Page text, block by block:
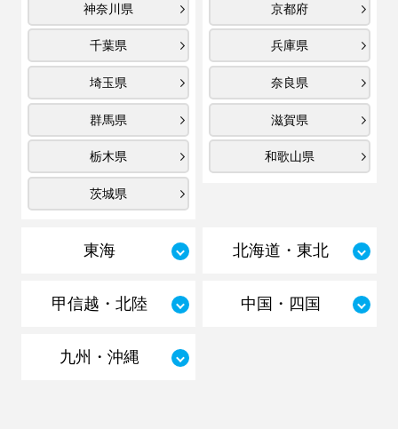
神奈川県
千葉県
埼玉県
群馬県
栃木県
茨城県
京都府
兵庫県
奈良県
滋賀県
和歌山県
東海 北海道・東北
甲信越・北陸 中国・四国
九州・沖縄